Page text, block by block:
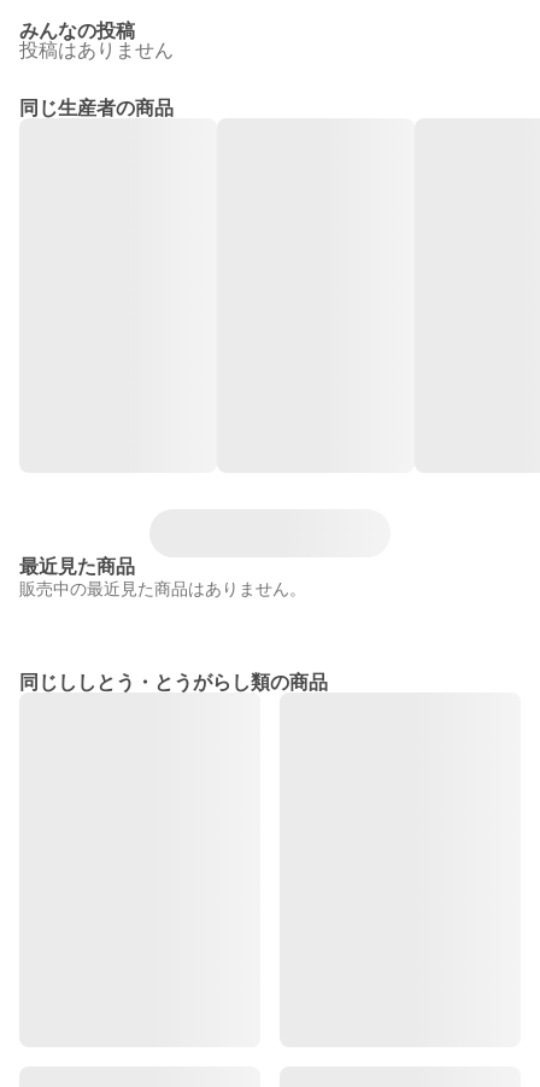
みんなの投稿
投稿はありません
同じ生産者の商品
最近見た商品
販売中の最近見た商品はありません。
同じししとう・とうがらし類の商品